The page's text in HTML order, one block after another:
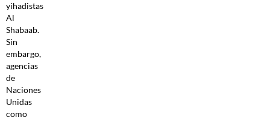
yihadistas
Al
Shabaab.
Sin
embargo,
agencias
de
Naciones
Unidas
como